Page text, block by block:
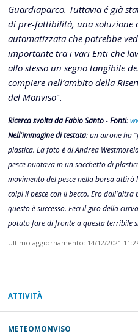
Guardiaparco. Tuttavia é già
di pre-fattibilità, una soluzione
automatizzata che potrebbe
importante tra i vari Enti che
allo stesso un segno tangibile
compiere nell’ambito della
del Monviso".
Ricerca svolta da Fabio Santo-Fonti:
Nell'immagine di testata: un airone ha
plastica. La foto è di Andrea
pesce nuotava in un sacchetto di
movimento del pesce nella borsa
colpì il pesce con il becco. Ero
questo è successo. Feci il giro della
potuto fare di fronte a questa terribile
Ultimo aggiornamento: 14/12/2021
ATTIVITÀ
METEOMONVISO